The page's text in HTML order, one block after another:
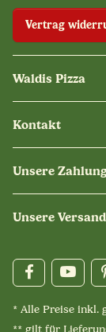
Vertrag
Waldis Pizza
Kontakt
Unsere
Unsere
* Alle Preise inkl.
** gilt für